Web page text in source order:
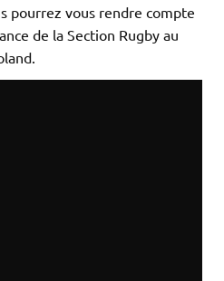
pourrez vous rendre compte
de la Section Rugby au